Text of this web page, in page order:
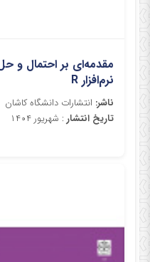
مقدمه‌ای بر احتمال و
نرم‌افزار R
ناشر: انتشارات دانشگاه کاشان
تاریخ انتشار: شهریور ۱۴۰۴